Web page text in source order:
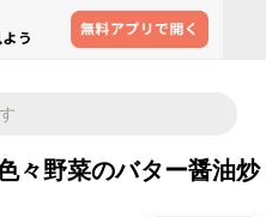
々野菜のバター醤油炒